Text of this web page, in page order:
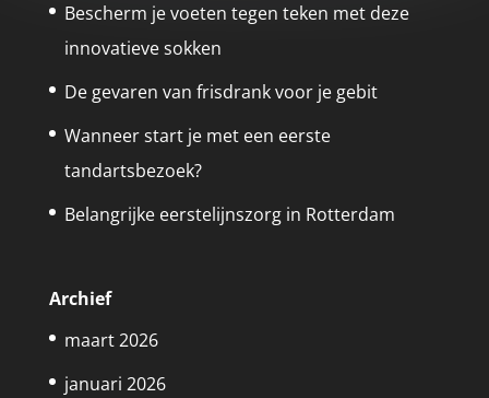
Bescherm je voeten tegen teken met deze
innovatieve sokken
De gevaren van frisdrank voor je gebit
Wanneer start je met een eerste
tandartsbezoek?
Belangrijke eerstelijnszorg in Rotterdam
Archief
maart 2026
januari 2026